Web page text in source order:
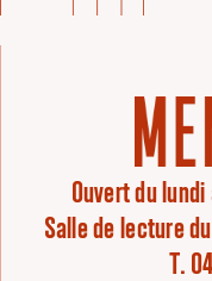
Ouvert du
Salle de lecture
T.